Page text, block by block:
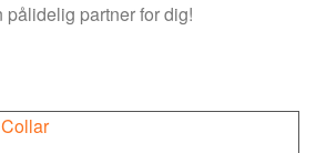
partner for dig!